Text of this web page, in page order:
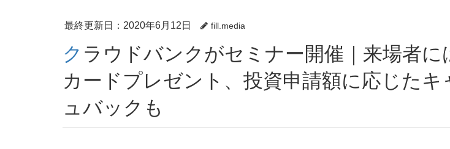
最終更新日：2020年6月12日 fill.media
クラウドバンクがセミナー開催｜来場者にはQUO
カードプレゼント、投資申請額に応じたキ
ュバックも